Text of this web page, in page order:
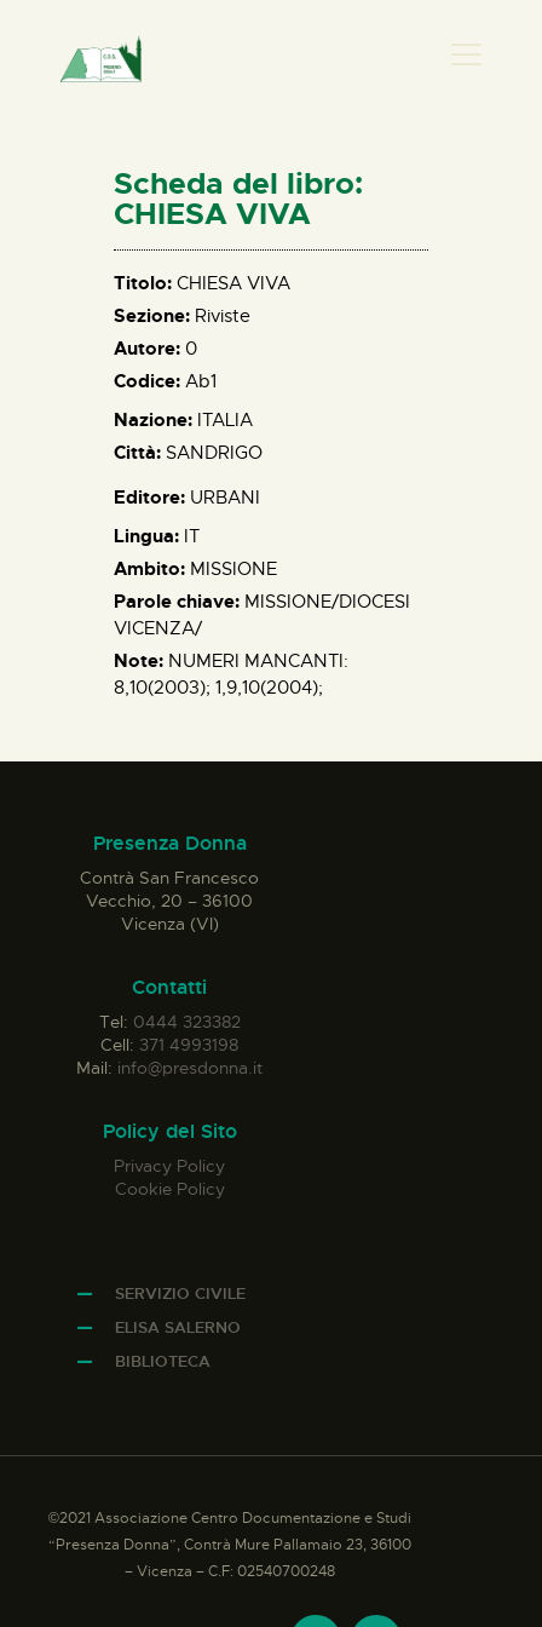
HOME
CHI SIAMO
NEWS
PERCORSI
BIBLIOTECA
ELISA SALERNO
Scheda del libro:
CHIESA VIVA
Titolo: CHIESA VIVA
Sezione: Riviste
Autore: 0
Codice: Ab1
Nazione: ITALIA
Città: SANDRIGO
Editore: URBANI
Lingua: IT
Ambito: MISSIONE
Parole chiave: MISSIONE/DIOCESI
VICENZA/
Note: NUMERI MANCANTI:
8,10(2003); 1,9,10(2004);
Presenza Donna
Contrà San Francesco
Vecchio, 20 – 36100
Vicenza (VI)
Contatti
Tel: 0444 323382
Cell: 371 4993198
Mail: info@presdonna.it
Policy del Sito
Privacy Policy
Cookie Policy
SERVIZIO CIVILE
ELISA SALERNO
BIBLIOTECA
©2021 Associazione Centro Documentazione e Studi
“Presenza Donna”, Contrà Mure Pallamaio 23, 36100
– Vicenza – C.F: 02540700248